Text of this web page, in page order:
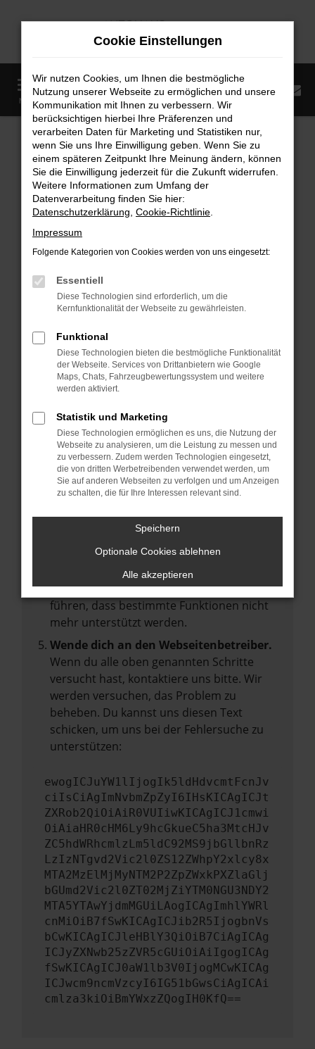
Zum
MENÜ
Startseite Fahrzeugangebote Fahrzeugmarkt
Fahrzeugmarkt
Fehler: Network Error
Beim Laden ist ein Fehler aufgetreten.
Hier sind ein paar Tipps, die dir helfen können:
Überprüfe deine Firewall und deine
Internetverbindung.
deine Suchmaschine?
Prüfe deine Browsererweiterungen.
Manche Erweiterungen, wie Werbeblocker,
können das Laden bestimmter Seiten
anderen Browser oder in einem privaten
Fenster?
Starte dein Gerät neu.
Das kann manchmal helfen,
vorübergehende Probleme zu beheben.
Stelle sicher, dass dein Browser und dein
Betriebssystem auf dem neuesten Stand
Veraltete Software birgt nicht nur ein
Sicherheitsrisiko, sondern kann auch dazu
führen, dass bestimmte Funktionen nicht
mehr unterstützt werden.
Wende dich an den Webseitenbetreiber.
Wenn du alle oben genannten Schritte
versucht hast, kontaktiere uns bitte. Wir
werden versuchen, das Problem zu
beheben. Du kannst uns diesen Text
schicken, um uns bei der Fehlersuche zu
unterstützen:
ewogICJuYW1lIjogIk5ldHdvcmtFcnJv
ciIsCiAgImNvbmZpZyI6IHsKICAgICJt
ZXRob2QiOiAiR0VUIiwKICAgICJ1cmwi
OiAiaHR0cHM6Ly9hcGkueC5ha3MtcHJv
ZC5hdWRhcmlzLm5ldC92MS9jbGllbnRz
LzIzNTgvd2Vic2l0ZS12ZWhpY2xlcy8x
MTA2MzElMjMyNTM2P2ZpZWxkPXZlaGlj
bGUmd2Vic2l0ZT02MjZiYTM0NGU3NDY2
MTA5YTAwYjdmMGUiLAogICAgImhlYWRl
cnMiOiB7fSwKICAgICJib2R5IjogbnVs
bCwKICAgICJleHBlY3QiOiB7CiAgICAg
ICJyZXNwb25zZVR5cGUiOiAiIgogICAg
fSwKICAgICJ0aW1lb3V0IjogMCwKICAg
ICJwcm9ncmVzcyI6IG51bGwsCiAgICAi
cmlza3kiOiBmYWxzZQogIH0KfQ==
Cookie Einstellungen
Wir nutzen Cookies, um Ihnen die bestmögliche
Nutzung unserer Webseite zu ermöglichen und unsere
Kommunikation mit Ihnen zu verbessern. Wir
berücksichtigen hierbei Ihre Präferenzen und
verarbeiten Daten für Marketing und Statistiken nur,
wenn Sie uns Ihre Einwilligung geben. Wenn Sie zu
einem späteren Zeitpunkt Ihre Meinung ändern, können
Sie die Einwilligung jederzeit für die Zukunft widerrufen.
Weitere Informationen zum Umfang der
Datenverarbeitung finden Sie hier:
Datenschutzerklärung Cookie-Richtlinie
Impressum
Folgende Kategorien von Cookies werden von uns eingesetzt:
Essentiell
Diese Technologien sind erforderlich, um die
Kernfunktionalität der Webseite zu gewährleisten.
Funktional
Diese Technologien bieten die bestmögliche Funktionalität
der Webseite. Services von Drittanbietern wie Google
Maps, Chats, Fahrzeugbewertungssystem und weitere
werden aktiviert.
Statistik und Marketing
Diese Technologien ermöglichen es uns, die Nutzung der
Webseite zu analysieren, um die Leistung zu messen und
zu verbessern. Zudem werden Technologien eingesetzt,
die von dritten Werbetreibenden verwendet werden, um
Sie auf anderen Webseiten zu verfolgen und um Anzeigen
zu schalten, die für Ihre Interessen relevant sind.
Speichern
Optionale Cookies ablehnen
Alle akzeptieren